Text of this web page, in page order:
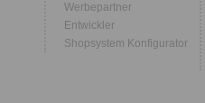
Werbepartner
Entwickler
Shopsystem Konfigurator